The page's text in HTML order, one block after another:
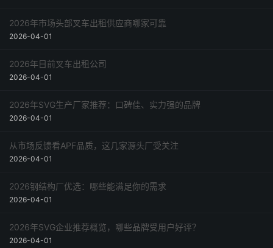
2026年市场头部叉车出租供应商哪家可靠
2026-04-01
2026年目前叉车出租公司
2026-04-01
2026年SVG生产厂家推荐：口碑佳、实力强的品牌
2026-04-01
从市场反馈看APF品质，这几家源头厂受关注
2026-04-01
2026钢结构厂优选：哪些能满足你的需求
2026-04-01
2026年SVG企业推荐概览，哪些品牌受用户好评？
2026-04-01